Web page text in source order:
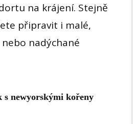
na krájení. Stejně
připravit i malé,
nadýchané
s newyorskými kořeny